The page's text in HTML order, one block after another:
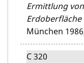
Ermittlung
Erdoberfläche
München
C 320